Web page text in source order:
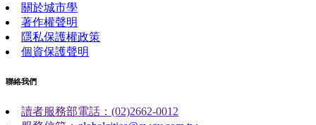
關於城市學
著作權聲明
隱私保護權政策
個資保護聲明
聯絡我們
讀者服務部電話：(02)2662-0012